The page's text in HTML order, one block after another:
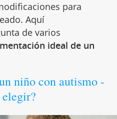
para
Aquí
de varios
ideal de un
niño con autismo -
elegir?